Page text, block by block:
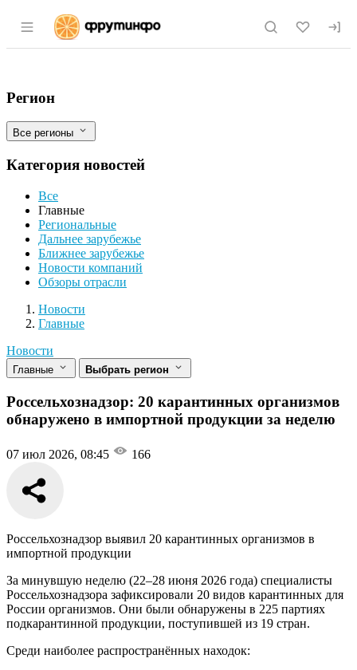
Раздел навигации по сайту fruitinfo.ru
Россельхознадзор: 20 карантинных
Фильтры
Регион
Все регионы
Категория новостей
Все
Главные
Региональные
Дальнее зарубежье
Ближнее зарубежье
Новости компаний
Обзоры отрасли
Новости
Разделы
Новости
Главные
Новости
Главные Выбрать регион
Россельхознадзор: 20 карантинных организмов
обнаружено в импортной продукции за неделю
07 июл 2026, 08:45 166
Россельхознадзор выявил 20 карантинных организмов в
импортной продукции
За минувшую неделю (22–28 июня 2026 года) специалисты
Россельхознадзора зафиксировали 20 видов карантинных для
России организмов. Они были обнаружены в 225 партиях
подкарантинной продукции, поступившей из 19 стран.
Среди наиболее распространённых находок: